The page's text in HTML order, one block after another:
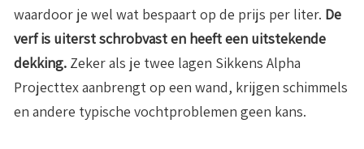
waardoor je wel wat bespaart op de prijs per liter. De
verf is uiterst schrobvast en heeft een uitstekende
dekking. Zeker als je twee lagen Sikkens Alpha
Projecttex aanbrengt op een wand, krijgen schimmels
en andere typische vochtproblemen geen kans.